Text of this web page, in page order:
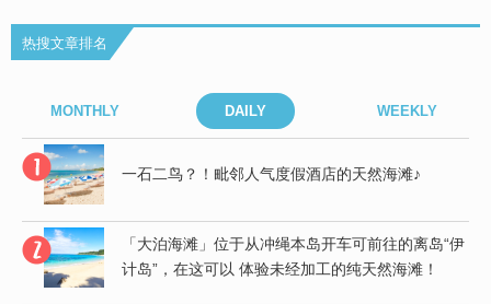
热搜文章排名
MONTHLY DAILY WEEKLY
一石二鸟？！毗邻人气度假酒店的天然海滩♪
「大泊海滩」位于从冲绳本岛开车可前往的离岛“伊
计岛”，在这可以 体验未经加工的纯天然海滩！